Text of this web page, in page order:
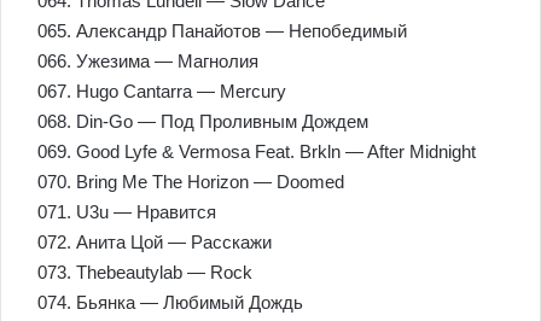
065. Александр Панайотов — Непобедимый
066. Ужезима — Магнолия
067. Hugo Cantarra — Mercury
068. Din-Gо — Под Проливным Дождем
069. Good Lyfe & Vermosa Feat. Brkln — After Midnight
070. Bring Me The Horizon — Doomed
071. U3u — Нравится
072. Анита Цой — Расскажи
073. Thebeautylab — Rock
074. Бьянка — Любимый Дождь